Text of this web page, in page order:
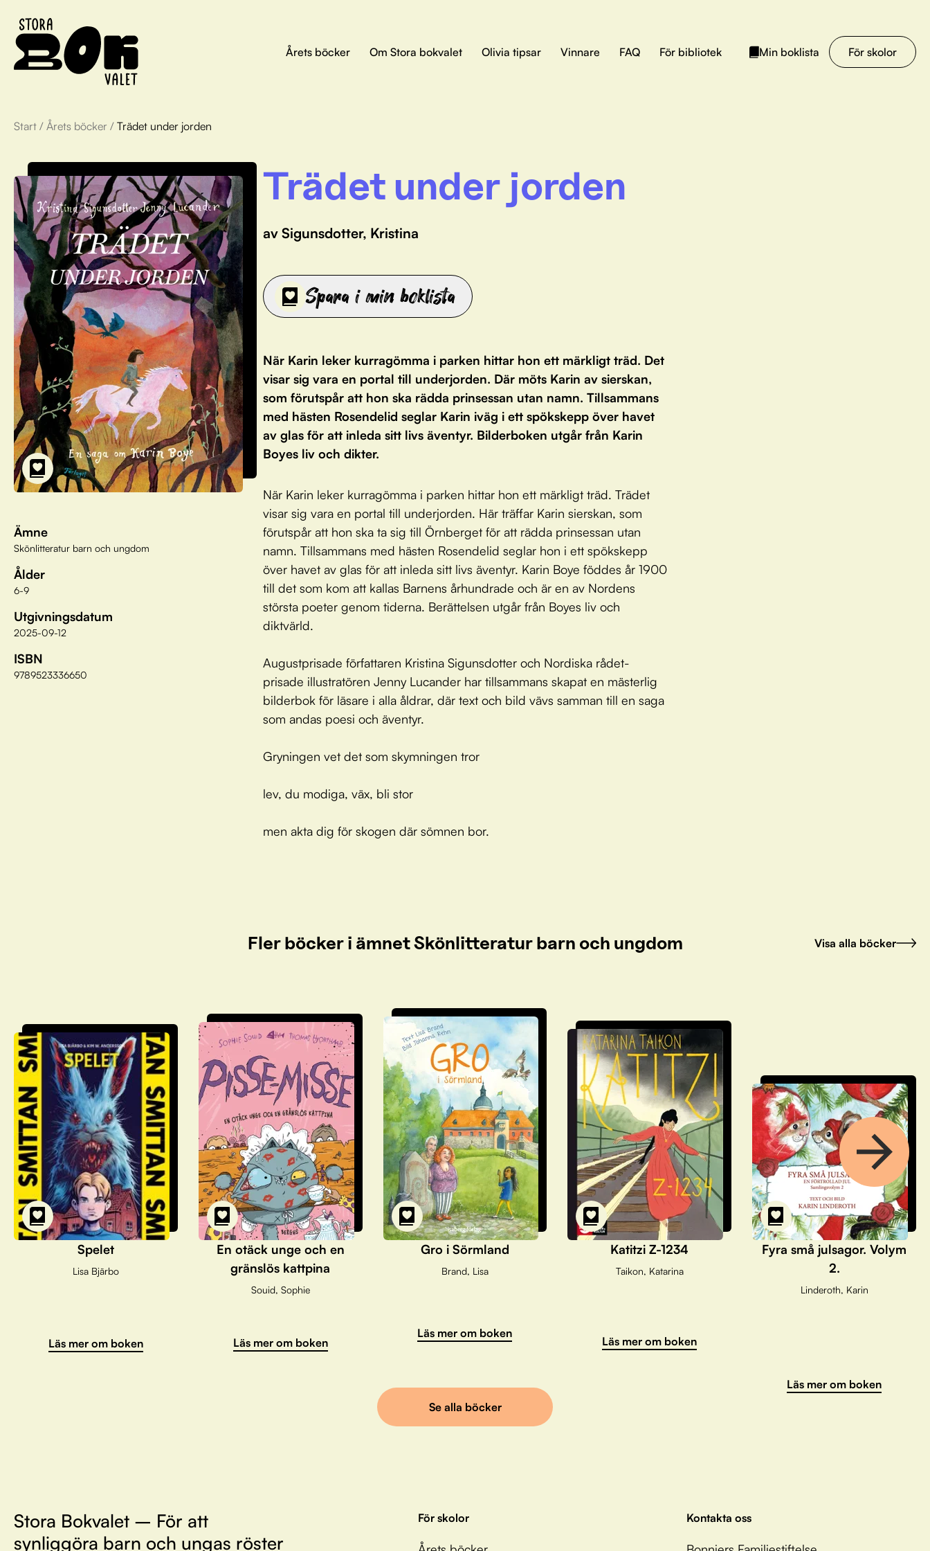
Årets böcker Om Stora bokvalet Olivia tipsar Vinnare FAQ För bibliotek Min boklista För skolor
Start / Årets böcker / Trädet under jorden
Ämne
Skönlitteratur barn och ungdom
Ålder
6-9
Utgivningsdatum
2025-09-12
ISBN
9789523336650
Trädet under jorden
av Sigunsdotter, Kristina
Spara i min boklista
När Karin leker kurragömma i parken hittar hon ett märkligt träd. Det
visar sig vara en portal till underjorden. Där möts Karin av sierskan,
som förutspår att hon ska rädda prinsessan utan namn. Tillsammans
med hästen Rosendelid seglar Karin iväg i ett spökskepp över havet
av glas för att inleda sitt livs äventyr. Bilderboken utgår från Karin
Boyes liv och dikter.
När Karin leker kurragömma i parken hittar hon ett märkligt träd. Trädet
visar sig vara en portal till underjorden. Här träffar Karin sierskan, som
förutspår att hon ska ta sig till Örnberget för att rädda prinsessan utan
namn. Tillsammans med hästen Rosendelid seglar hon i ett spökskepp
över havet av glas för att inleda sitt livs äventyr. Karin Boye föddes år 1900
till det som kom att kallas Barnens århundrade och är en av Nordens
största poeter genom tiderna. Berättelsen utgår från Boyes liv och
diktvärld.
Augustprisade författaren Kristina Sigunsdotter och Nordiska rådet-
prisade illustratören Jenny Lucander har tillsammans skapat en mästerlig
bilderbok för läsare i alla åldrar, där text och bild vävs samman till en saga
som andas poesi och äventyr.
Gryningen vet det som skymningen tror
lev, du modiga, väx, bli stor
men akta dig för skogen där sömnen bor.
Fler böcker i ämnet Skönlitteratur barn och ungdom Visa alla böcker
Spelet
Lisa Bjärbo
Läs mer om boken
En otäck unge och en
gränslös kattpina
Souid, Sophie
Läs mer om boken
Gro i Sörmland
Brand, Lisa
Läs mer om boken
Katitzi Z-1234
Taikon, Katarina
Läs mer om boken
Fyra små julsagor. Volym
2.
Linderoth, Karin
Läs mer om boken
Se alla böcker
Stora Bokvalet – För att
synliggöra barn och ungas röster
För skolor Kontakta oss